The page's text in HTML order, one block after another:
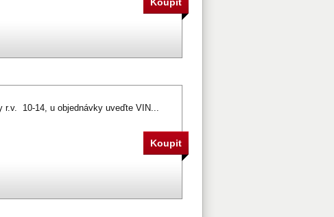
r.v. 10-14, u objednávky uveďte VIN...